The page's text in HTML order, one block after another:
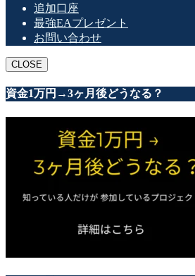
追加口座
最強EAプレゼント
お問い合わせ
CLOSE
資金1万円→3ヶ月後どうなる？